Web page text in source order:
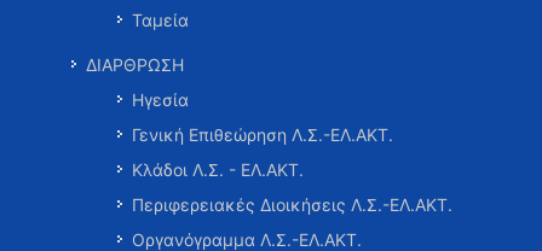
Ταμεία
ΔΙΑΡΘΡΩΣΗ
Ηγεσία
Γενική Επιθεώρηση Λ.Σ.-ΕΛ.ΑΚΤ.
Κλάδοι Λ.Σ. - ΕΛ.ΑΚΤ.
Περιφερειακές Διοικήσεις Λ.Σ.-ΕΛ.ΑΚΤ.
Οργανόγραμμα Λ.Σ.-ΕΛ.ΑΚΤ.